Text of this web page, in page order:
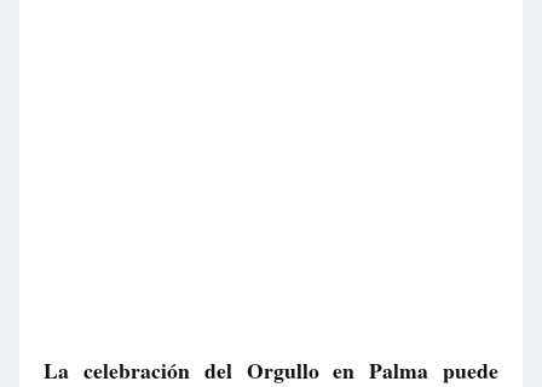
La celebración del Orgullo en Palma puede